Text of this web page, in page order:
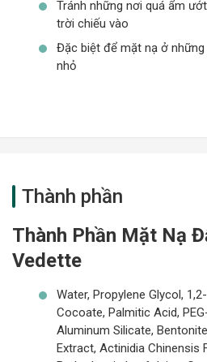
Tránh những nơi quá ẩm
trời chiếu vào
Đặc biệt để mặt nạ ở
nhỏ
Thành phần
Thành Phần Mặt Nạ
Vedette
Water, Propylene Glycol,
Cocoate, Palmitic Acid,
Aluminum Silicate,
Extract, Actinidia Chinensis